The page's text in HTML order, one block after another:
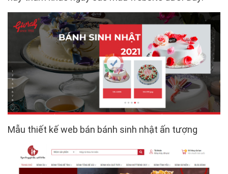
Mẫu thiết kế web bán bánh sinh nhật ấn tượng